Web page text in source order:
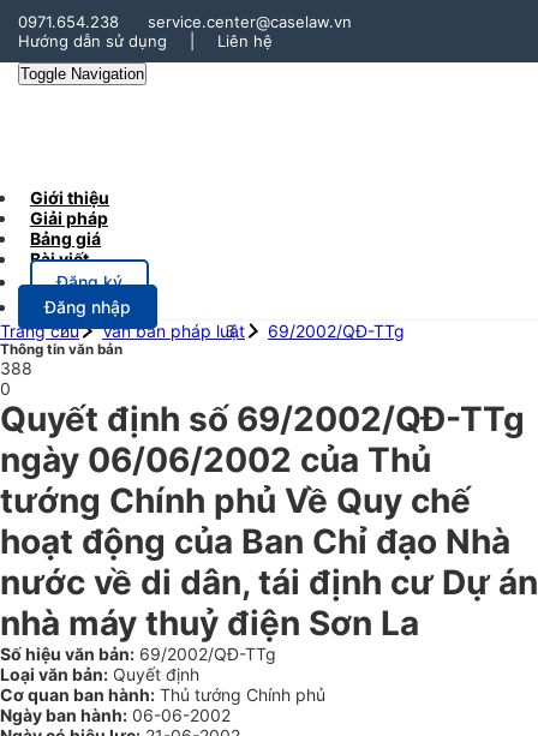
0971.654.238
service.center@caselaw.vn
Hướng dẫn sử dụng
Liên hệ
Toggle Navigation
Giới thiệu
Giải pháp
Bảng giá
Bài viết
Đăng ký
Đăng nhập
Trang chủ
Văn bản pháp luật 69/2002/QĐ-TTg
Thông tin văn bản
388
0
Quyết định số 69/2002/QĐ-TTg
ngày 06/06/2002 của Thủ
tướng Chính phủ Về Quy chế
hoạt động của Ban Chỉ đạo Nhà
nước về di dân, tái định cư Dự án
nhà máy thuỷ điện Sơn La
Số hiệu văn bản: 69/2002/QĐ-TTg
Loại văn bản: Quyết định
Cơ quan ban hành: Thủ tướng Chính phủ
Ngày ban hành: 06-06-2002